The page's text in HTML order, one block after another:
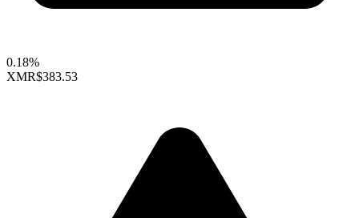
0.18%
XMR$383.53